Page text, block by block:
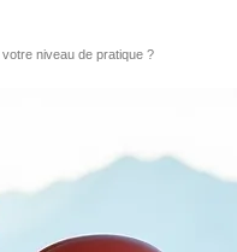
niveau de pratique ?